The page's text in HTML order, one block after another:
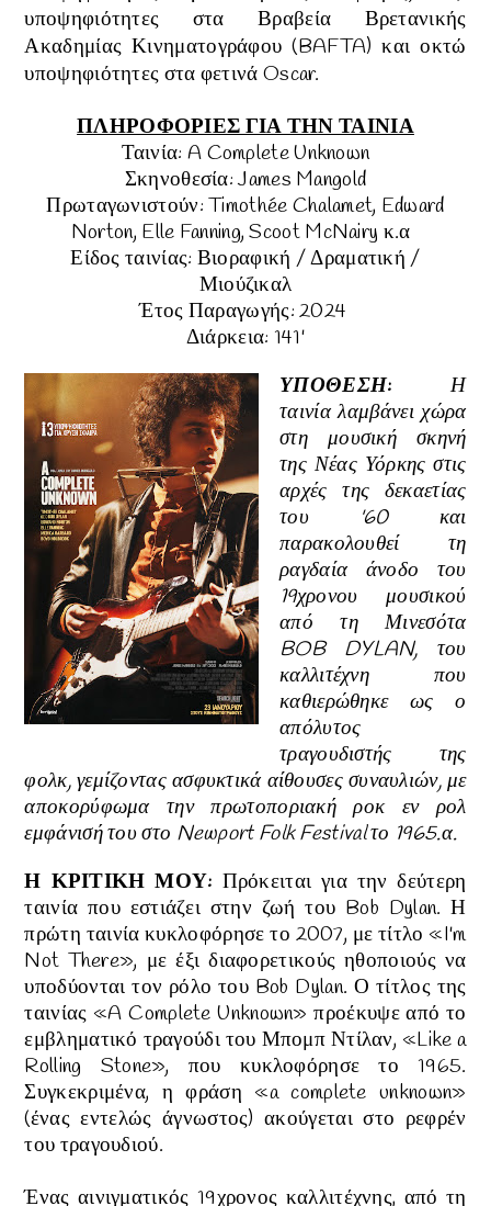
υποψηφιότητες στα Βραβεία Βρετανικής
Ακαδημίας Κινηματογράφου (BAFTA) καιοκτώ
υποψηφιότητες στα φετινά Oscar.
ΠΛΗΡΟΦΟΡΙΕΣ ΓΙΑ ΤΗΝ ΤΑΙΝΙΑ
Ταινία: A Complete Unknown
Σκηνοθεσία:James Mangold
Πρωταγωνιστούν:Timothée Chalamet, Edward
Norton, Elle Fanning, Scoot McNairy κ.α
Είδος ταινίας: Βιοραφική / Δραματική /
Μιούζικαλ
Έτος Παραγωγής: 2024
Διάρκεια: 141'
ΥΠΟΘΕΣΗ:Η
ταινία λαμβάνει χώρα
στη μουσική σκηνή
της Νέας Υόρκης στις
αρχές της δεκαετίας
του '60 και
παρακολουθεί τη
ραγδαία άνοδο του
19χρονου μουσικού
από τη Μινεσότα
BOB DYLAN, του
καλλιτέχνη που
καθιερώθηκε ως ο
απόλυτος
τραγουδιστής της
φολκ, γεμίζοντας ασφυκτικά αίθουσες συναυλιών, με
αποκορύφωμα την πρωτοποριακή ροκ εν ρολ
εμφάνισή του στο Newport Folk Festival το 1965.α.
Η ΚΡΙΤΙΚΗ ΜΟΥ: Πρόκειται για την δεύτερη
ταινία που εστιάζει στην ζωή του Bob Dylan. Η
πρώτη ταινία κυκλοφόρησε το 2007, με τίτλο «I'm
Not There», με έξι διαφορετικούς ηθοποιούς να
υποδύονται τον ρόλο του Bob Dylan. Ο τίτλος της
ταινίας «A Complete Unknown» προέκυψε από το
εμβληματικό τραγούδι του Μπομπ Ντίλαν, «Like a
Rolling Stone», που κυκλοφόρησε το 1965.
Συγκεκριμένα, η φράση «a complete unknown»
(ένας εντελώς άγνωστος) ακούγεται στο ρεφρέν
του τραγουδιού.
Ένας αινιγματικός 19χρονος καλλιτέχνης, από τη